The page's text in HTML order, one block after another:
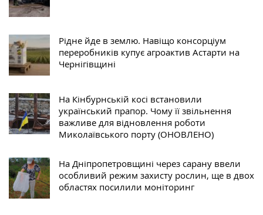
Рідне йде в землю. Навіщо консорціум
переробників купує агроактив Астарти на
Чернігівщині
На Кінбурнській косі встановили
український прапор. Чому її звільнення
важливе для відновлення роботи
Миколаївського порту (ОНОВЛЕНО)
На Дніпропетровщині через сарану ввели
особливий режим захисту рослин, ще в двох
областях посилили моніторинг